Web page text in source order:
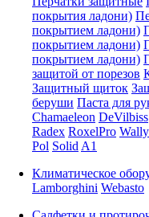
покрытия ладони)
покрытием ладони)
покрытием ладони)
покрытием ладони)
защитой от порезов
Защитный щиток
беруши Паста для
Chamaeleon DeVilbiss
Radex RoxelPro
Pol Solid A1
Климатическое
Lamborghini Webasto